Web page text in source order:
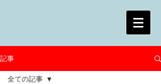
記事
全ての記事